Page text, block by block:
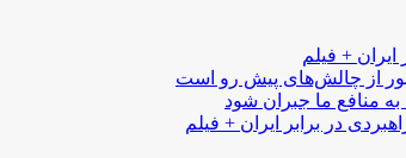
+ فیلم
از چالش‌های پیش رو است
منافع ما جبران شود
در برابر ایران + فیلم